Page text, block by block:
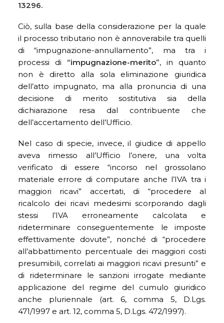
13296.
Ciò, sulla base della considerazione per la quale
il processo tributario non è annoverabile tra quelli
di “impugnazione-annullamento”, ma tra i
processi di “impugnazione-merito”, in quanto
non è diretto alla sola eliminazione giuridica
dell’atto impugnato, ma alla pronuncia di una
decisione di merito sostitutiva sia della
dichiarazione resa dal contribuente che
dell’accertamento dell’Ufficio.
Nel caso di specie, invece, il giudice di appello
aveva rimesso all’Ufficio l’onere, una volta
verificato di essere “incorso nel grossolano
materiale errore di computare anche l’IVA tra i
maggiori ricavi” accertati, di “procedere al
ricalcolo dei ricavi medesimi scorporando dagli
stessi l’IVA erroneamente calcolata e
rideterminare conseguentemente le imposte
effettivamente dovute”, nonché di “procedere
all’abbattimento percentuale dei maggiori costi
presumibili, correlati ai maggiori ricavi presunti” e
di rideterminare le sanzioni irrogate mediante
applicazione del regime del cumulo giuridico
anche pluriennale (art. 6, comma 5, D.Lgs.
471/1997 e art. 12, comma 5, D.Lgs. 472/1997).